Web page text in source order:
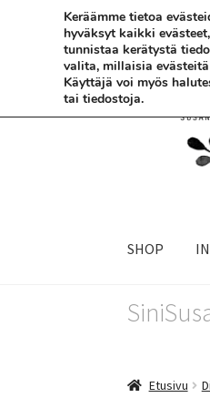
Siirry
navigointiin
Siirry
sisältöön
SHOP
Etusivu
Keräämme tietoa
hyväksyt kaikki
tunnistaa kerätystä
valita, millaisia
Käyttäjä voi myös
tai tiedostoja.